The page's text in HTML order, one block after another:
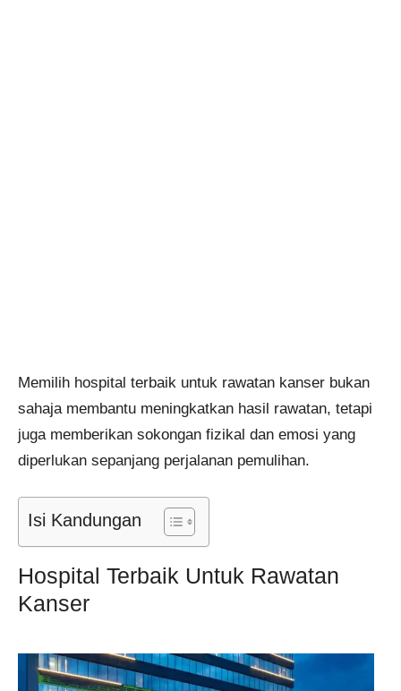
Memilih hospital terbaik untuk rawatan kanser bukan
sahaja membantu meningkatkan hasil rawatan, tetapi
juga memberikan sokongan fizikal dan emosi yang
diperlukan sepanjang perjalanan pemulihan.
Isi Kandungan
Hospital Terbaik Untuk Rawatan
Kanser